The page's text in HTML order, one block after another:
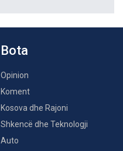
Bota
Opinion
Koment
Kosova dhe Rajoni
Shkencë dhe Teknologji
Auto